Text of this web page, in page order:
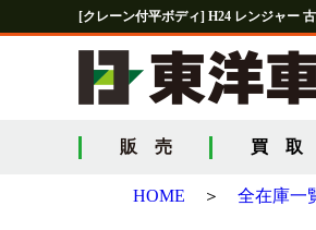
[クレーン付平ボディ] H24 レンジャー
販 売 買 取
HOME ＞ 全在庫一